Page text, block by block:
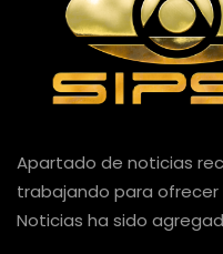
Apartado de noticias
trabajando para ofrecer
Noticias ha sido